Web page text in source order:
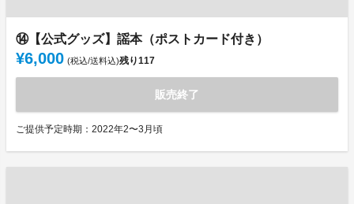
⑭【公式グッズ】謡本（ポストカード付き）
¥6,000 (税込/送料込)残り117
販売終了
ご提供予定時期：2022年2〜3月頃